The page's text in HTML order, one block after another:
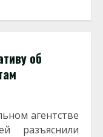
об
агентстве
разъяснили